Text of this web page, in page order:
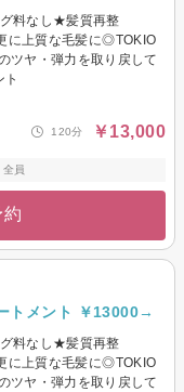
料なし★髪質再整
に上質な毛髪に◎TOKIO
ツヤ・弾力を取り戻して
120分 ￥13,000
員
約
トメント ￥13000→
料なし★髪質再整
に上質な毛髪に◎TOKIO
ツヤ・弾力を取り戻して